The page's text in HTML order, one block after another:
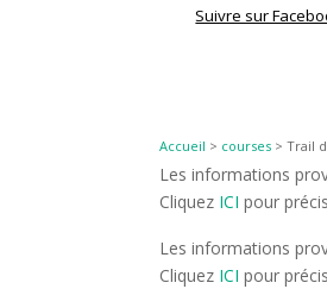
Suivre sur
Accueil > courses >Trail
Les informations
Cliquez ICI pour
Les informations
Cliquez ICI pour